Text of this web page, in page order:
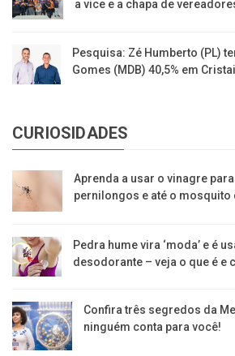
a vice e a chapa de
Pesquisa: Zé Humberto (PL)
Gomes (MDB) 40,5% em
CURIOSIDADES
Aprenda a usar o vinagre
pernilongos e até o mosquito
Pedra hume vira ‘moda’ e é
desodorante – veja o que é e
Confira três segredos da
ninguém conta para você!